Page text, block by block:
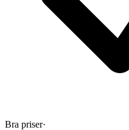
Bra priser·